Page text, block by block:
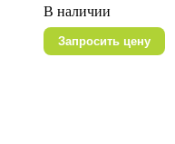
В наличии
Запросить цену